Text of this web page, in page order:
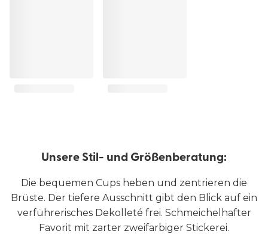
Unsere Stil- und Größenberatung:
Die bequemen Cups heben und zentrieren die
Brüste. Der tiefere Ausschnitt gibt den Blick auf ein
verführerisches Dekolleté frei. Schmeichelhafter
Favorit mit zarter zweifarbiger Stickerei.